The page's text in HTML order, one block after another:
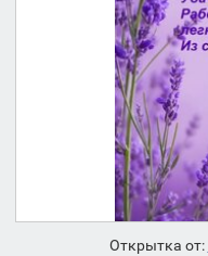
Открытка от: